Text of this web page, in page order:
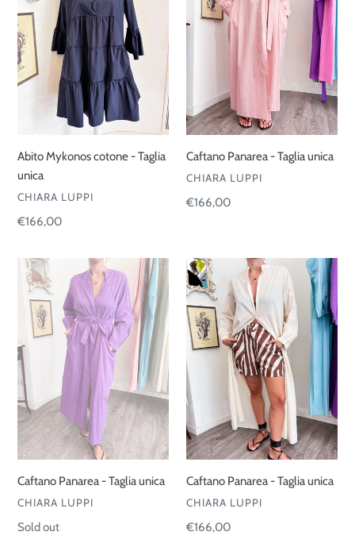
o
n
:
Taglia
unica
Abito Mykonos cotone - Taglia
unica
VENDOR
CHIARA LUPPI
Regular
€166,00
unica
Caftano Panarea - Taglia unica
VENDOR
CHIARA LUPPI
Regular
€166,00
Caftano
Panarea
Taglia
unica
Caftano Panarea - Taglia unica
VENDOR
CHIARA LUPPI
Regular
Sold out
Caftano
Panarea
-
Taglia
unica
Caftano Panarea - Taglia unica
VENDOR
CHIARA LUPPI
Regular
€166,00